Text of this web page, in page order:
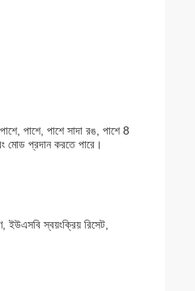
পাশে, পাশে সাদা রঙ, পাশে 8
মোড প্রদান করতে পারে।
ইউএসবি স্বয়ংক্রিয় রিসেট,